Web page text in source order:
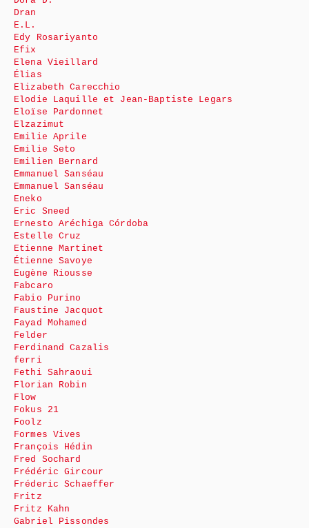
Dran
E.L.
Edy Rosariyanto
Efix
Elena Vieillard
Élias
Elizabeth Carecchio
Elodie Laquille et Jean-Baptiste Legars
Eloïse Pardonnet
Elzazimut
Emilie Aprile
Emilie Seto
Emilien Bernard
Emmanuel Sanséau
Emmanuel Sanséau
Eneko
Eric Sneed
Ernesto Aréchiga Córdoba
Estelle Cruz
Etienne Martinet
Étienne Savoye
Eugène Riousse
Fabcaro
Fabio Purino
Faustine Jacquot
Fayad Mohamed
Felder
Ferdinand Cazalis
ferri
Fethi Sahraoui
Florian Robin
Flow
Fokus 21
Foolz
Formes Vives
François Hédin
Fred Sochard
Frédéric Gircour
Fréderic Schaeffer
Fritz
Fritz Kahn
Gabriel Pissondes